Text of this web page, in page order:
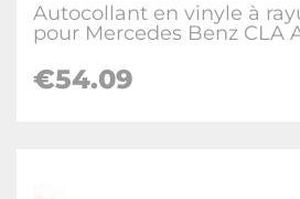
Autocollant en vinyle à
pour Mercedes Benz CLA
€54.09